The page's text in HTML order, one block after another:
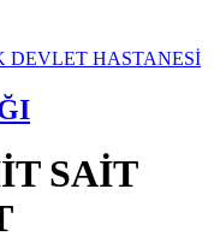
SAİT